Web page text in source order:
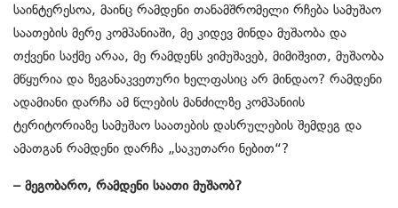
საინტერესოა, მაინც რამდენი თანამშრომელი რჩება სამუშაო
საათების მერე კომპანიაში, მე კიდევ მინდა მუშაობა და
თქვენი საქმე არაა, მე რამდენს ვიმუშავებ, მიმიშვით, მუშაობა
მწყურია და ზეგანაკვეთური ხელფასიც არ მინდაო? რამდენი
ადამიანი დარჩა ამ წლების მანძილზე კომპანიის
ტერიტორიაზე სამუშაო საათების დასრულების შემდეგ და
ამათგან რამდენი დარჩა „საკუთარი ნებით“?
– მეგობარო, რამდენი საათი მუშაობ?